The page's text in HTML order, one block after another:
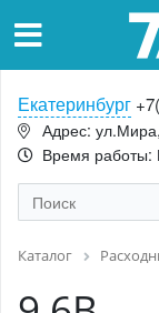
Екатеринбург
Адрес:
Время
Каталог